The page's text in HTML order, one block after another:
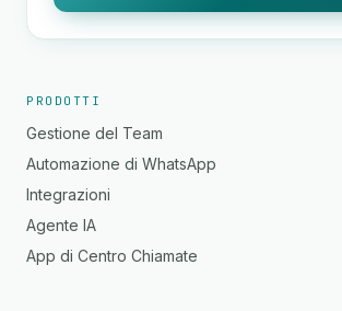
PRODOTTI
Gestione del Team
Automazione di WhatsApp
Integrazioni
Agente IA
App di Centro Chiamate